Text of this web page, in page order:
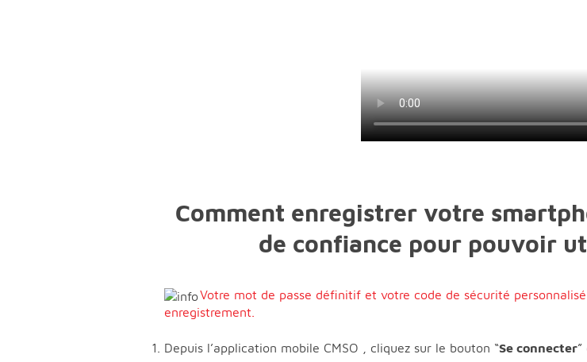
Comment enregistrer votre
de confiance pour pouvoir
Votre mot de passe définitif et votre code de sécurité
enregistrement.
Depuis l’application mobile CMSO , cliquez sur le bouton “Se connecter